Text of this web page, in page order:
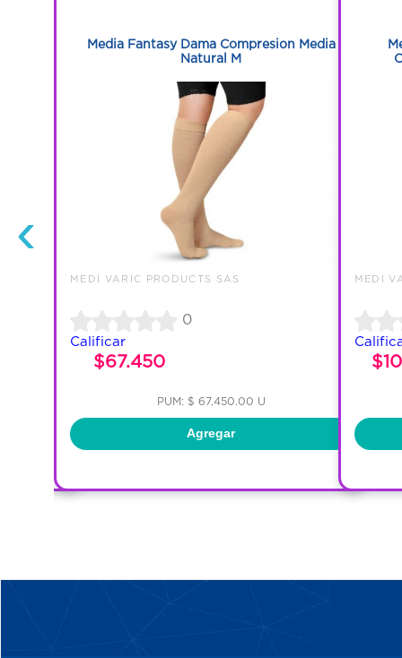
‹
Media Fantasy Dama Compresion Media
Natural M
MEDI VARIC PRODUCTS SAS
0
Calificar
$67.450
PUM: $ 67,450.00 U
Agregar
MEDI